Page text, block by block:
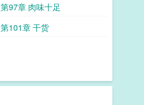
第97章 肉味十足
第101章 干货